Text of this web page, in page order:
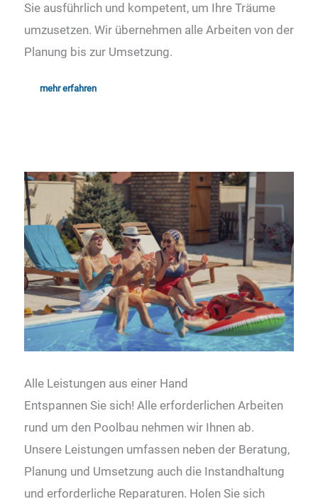
Sie ausführlich und kompetent, um Ihre Träume
umzusetzen. Wir übernehmen alle Arbeiten von der
Planung bis zur Umsetzung.
mehr erfahren
Alle Leistungen aus einer Hand
Entspannen Sie sich! Alle erforderlichen Arbeiten
rund um den Poolbau nehmen wir Ihnen ab.
Unsere Leistungen umfassen neben der Beratung,
Planung und Umsetzung auch die Instandhaltung
und erforderliche Reparaturen. Holen Sie sich